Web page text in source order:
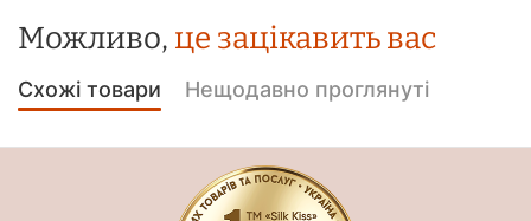
Можливо, це зацікавить вас
Схожі товари Нещодавно проглянуті